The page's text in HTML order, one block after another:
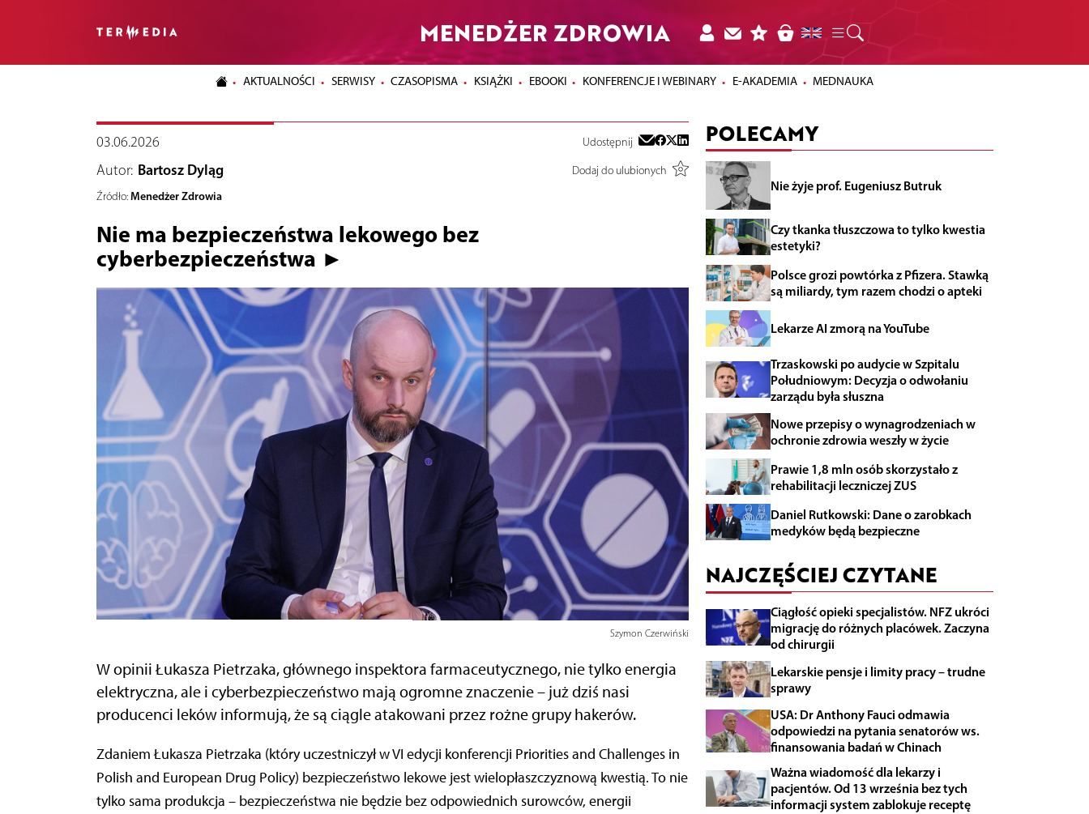
MENEDŻER ZDROWIA
AKTUALNOŚCI SERWISY CZASOPISMA KSIĄŻKI EBOOKI KONFERENCJE I WEBINARY E-AKADEMIA MEDNAUKA
03.06.2026 Udostępnij
Autor: Bartosz Dyląg
Dodaj do ulubionych
Źródło: Menedżer Zdrowia
Nie ma bezpieczeństwa lekowego bez
cyberbezpieczeństwa ►
Szymon Czerwiński
W opinii Łukasza Pietrzaka, głównego inspektora farmaceutycznego, nie tylko energia
elektryczna, ale i cyberbezpieczeństwo mają ogromne znaczenie – już dziś nasi
producenci leków informują, że są ciągle atakowani przez rożne grupy hakerów.
Zdaniem Łukasza Pietrzaka (który uczestniczył w VI edycji konferencji Priorities and Challenges in
Polish and European Drug Policy) bezpieczeństwo lekowe jest wielopłaszczyznową kwestią. To nie
tylko sama produkcja – bezpieczeństwa nie będzie bez odpowiednich surowców, energii
POLECAMY
Nie żyje prof. Eugeniusz Butruk
Czy tkanka tłuszczowa to tylko kwestia
estetyki?
Polsce grozi powtórka z Pfizera. Stawką
są miliardy, tym razem chodzi o apteki
Lekarze AI zmorą na YouTube
Trzaskowski po audycie w Szpitalu
Południowym: Decyzja o odwołaniu
zarządu była słuszna
Nowe przepisy o wynagrodzeniach w
ochronie zdrowia weszły w życie
Prawie 1,8 mln osób skorzystało z
rehabilitacji leczniczej ZUS
Daniel Rutkowski: Dane o zarobkach
medyków będą bezpieczne
NAJCZĘŚCIEJ CZYTANE
Ciągłość opieki specjalistów. NFZ ukróci
migrację do różnych placówek. Zaczyna
od chirurgii
Lekarskie pensje i limity pracy – trudne
sprawy
USA: Dr Anthony Fauci odmawia
odpowiedzi na pytania senatorów ws.
finansowania badań w Chinach
Ważna wiadomość dla lekarzy i
pacjentów. Od 13 września bez tych
informacji system zablokuje receptę